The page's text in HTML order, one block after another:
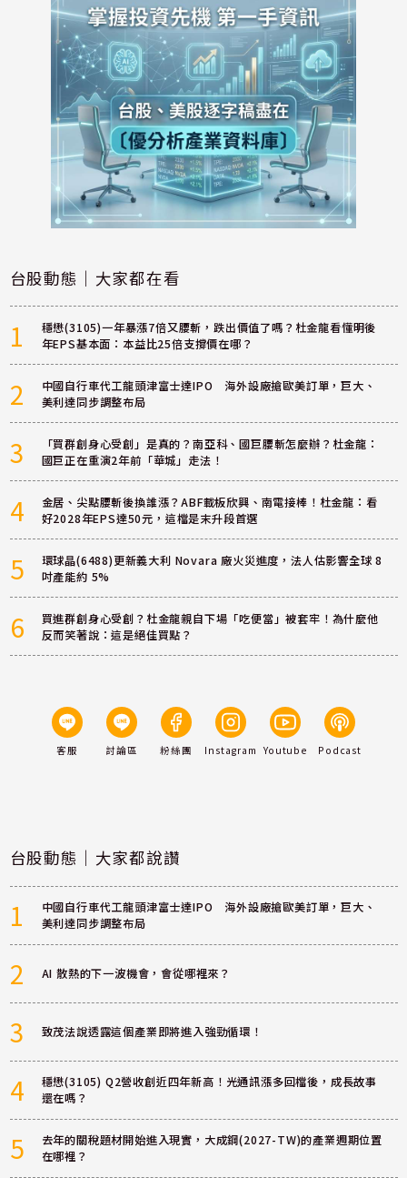
台股動態｜大家都在看
1
穩懋(3105)一年暴漲7倍又腰斬，跌出價值了嗎？杜金龍看懂明後
年EPS基本面：本益比25倍支撐價在哪？
2
中國自行車代工龍頭津富士達IPO 海外設廠搶歐美訂單，巨大、
美利達同步調整布局
3
「買群創身心受創」是真的？南亞科、國巨腰斬怎麼辦？杜金龍：
國巨正在重演2年前「華城」走法！
4
金居、尖點腰斬後換誰漲？ABF載板欣興、南電接棒！杜金龍：看
好2028年EPS達50元，這檔是末升段首選
5
環球晶(6488)更新義大利 Novara 廠火災進度，法人估影響全球 8
吋產能約 5%
6
買進群創身心受創？杜金龍親自下場「吃便當」被套牢！為什麼他
反而笑著說：這是絕佳買點？
客服 討論區 粉絲團 Instagram Youtube Podcast
台股動態｜大家都說讚
1
中國自行車代工龍頭津富士達IPO 海外設廠搶歐美訂單，巨大、
美利達同步調整布局
2 AI 散熱的下一波機會，會從哪裡來？
3 致茂法說透露這個產業即將進入強勁循環！
4
穩懋(3105) Q2營收創近四年新高！光通訊漲多回檔後，成長故事
還在嗎？
5
去年的關稅題材開始進入現實，大成鋼(2027-TW)的產業週期位置
在哪裡？